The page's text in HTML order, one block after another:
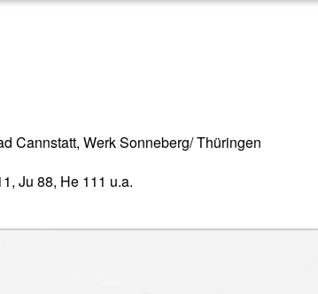
Cannstatt, Werk Sonneberg/ Thüringen
Ju 88, He 111 u.a.